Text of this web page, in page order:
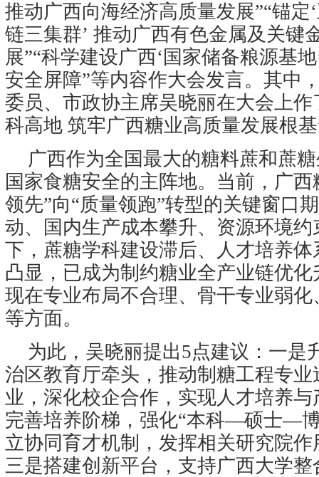
推动广西向海经济高质量发展”“锚定
链三集群’ 推动广西有色金属及关键
展”“科学建设广西‘国家储备粮源基
安全屏障”等内容作大会发言。其中
委员、市政协主席吴晓丽在大会上作
科高地 筑牢广西糖业高质量发展根
广西作为全国最大的糖料蔗和蔗
国家食糖安全的主阵地。当前，广
领先”向“质量领跑”转型的关键窗口
动、国内生产成本攀升、资源环境
下，蔗糖学科建设滞后、人才培养
凸显，已成为制约糖业全产业链优
现在专业布局不合理、骨干专业弱
等方面。
为此，吴晓丽提出5点建议：一是
治区教育厅牵头，推动制糖工程专
业，深化校企合作，实现人才培养
完善培养阶梯，强化“本科—硕士—
立协同育才机制，发挥相关研究院
三是搭建创新平台，支持广西大学